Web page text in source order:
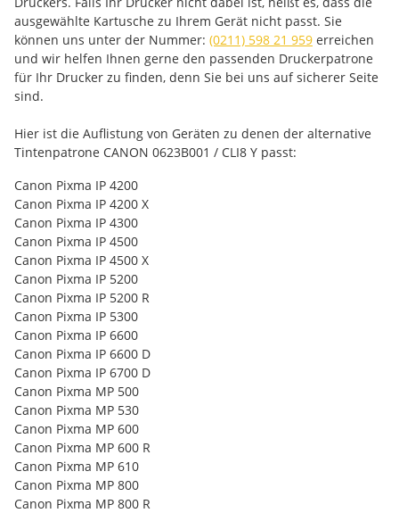
ausgewählte Kartusche zu Ihrem Gerät nicht passt. Sie
können uns unter der Nummer: (0211) 598 21 959 erreichen
und wir helfen Ihnen gerne den passenden Druckerpatrone
für Ihr Drucker zu finden, denn Sie bei uns auf sicherer Seite
sind.
Hier ist die Auflistung von Geräten zu denen der alternative
Tintenpatrone CANON 0623B001 / CLI8 Y passt:
Canon Pixma IP 4200
Canon Pixma IP 4200 X
Canon Pixma IP 4300
Canon Pixma IP 4500
Canon Pixma IP 4500 X
Canon Pixma IP 5200
Canon Pixma IP 5200 R
Canon Pixma IP 5300
Canon Pixma IP 6600
Canon Pixma IP 6600 D
Canon Pixma IP 6700 D
Canon Pixma MP 500
Canon Pixma MP 530
Canon Pixma MP 600
Canon Pixma MP 600 R
Canon Pixma MP 610
Canon Pixma MP 800
Canon Pixma MP 800 R